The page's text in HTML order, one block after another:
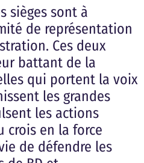
sièges sont à
de représentation
Ces deux
battant de la
qui portent la voix
les grandes
les actions
crois en la force
de défendre les